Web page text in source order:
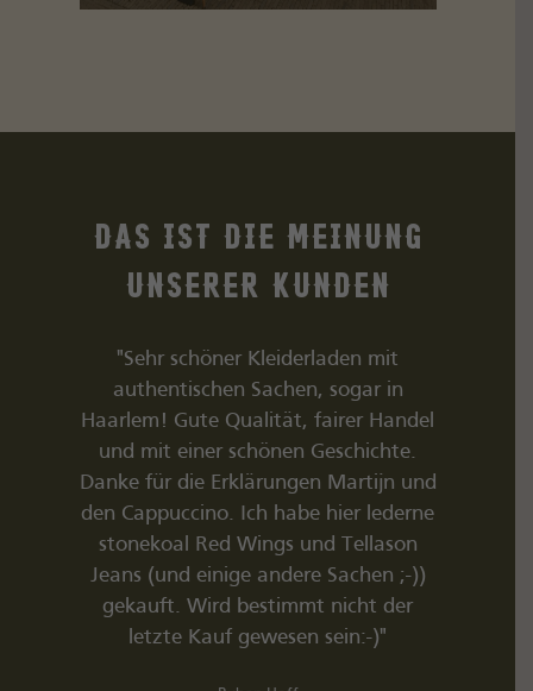
Das ist die Meinung
unserer Kunden
"Sehr schöner Kleiderladen mit
authentischen Sachen, sogar in
Haarlem! Gute Qualität, fairer Handel
und mit einer schönen Geschichte.
Danke für die Erklärungen Martijn und
den Cappuccino. Ich habe hier lederne
stonekoal Red Wings und Tellason
Jeans (und einige andere Sachen ;-))
gekauft. Wird bestimmt nicht der
letzte Kauf gewesen sein:-)"